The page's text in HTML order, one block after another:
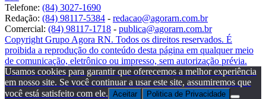
Telefone: (84) 3027-1690
Redação: (84) 98117-5384 - redacao@agorarn.com.br
Comercial: (84) 98117-1718 - publica@agorarn.com.br
Copyright Grupo Agora RN. Todos os direitos reservados. É
proibida a reprodução do conteúdo desta página em qualquer meio
de comunicação, eletrônico ou impresso, sem autorização prévia.
Usamos cookies para garantir que oferecemos a melhor experiência
em nosso site. Se você continuar a usar este site, assumiremos que
você está satisfeito com ele. Aceitar Politica de Privacidade